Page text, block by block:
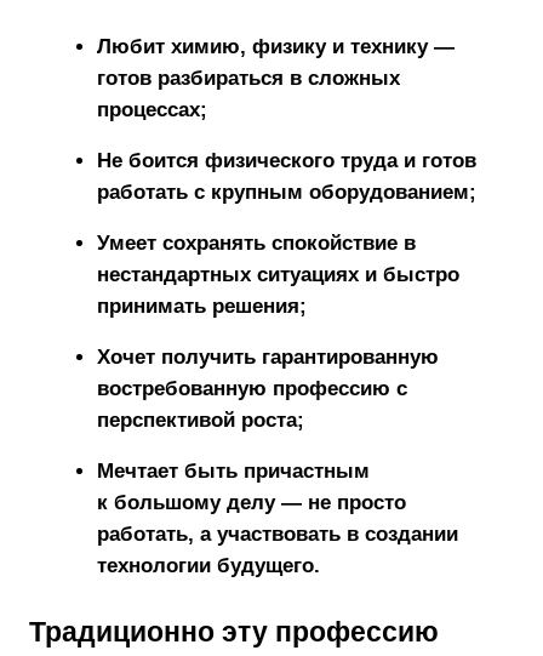
Любит химию, физику и технику —
готов разбираться в сложных
процессах;
Не боится физического труда и готов
работать с крупным оборудованием;
Умеет сохранять спокойствие в
нестандартных ситуациях и быстро
принимать решения;
Хочет получить гарантированную
востребованную профессию с
перспективой роста;
Мечтает быть причастным
к большому делу— не просто
работать, а участвовать в создании
технологии будущего.
Традиционно эту профессию